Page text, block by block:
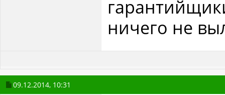
ничего не
09.12.2014, 10:31